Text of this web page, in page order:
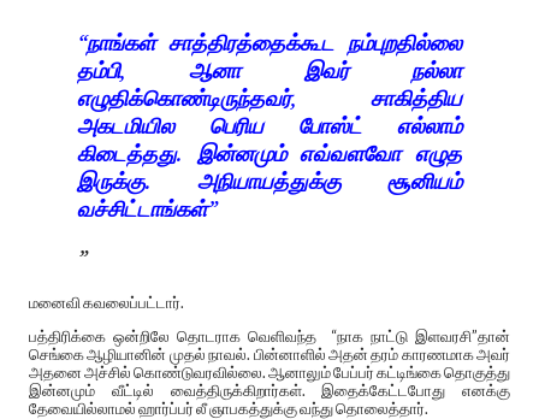
“நாங்கள் சாத்திரத்தைக்கூட நம்புறதில்லை
தம்பி, ஆனா இவர் நல்லா
எழுதிக்கொண்டிருந்தவர், சாகித்திய
அகடமியில பெரிய போஸ்ட் எல்லாம்
கிடைத்தது. இன்னமும் எவ்வளவோ எழுத
இருக்கு. அநியாயத்துக்கு சூனியம்
வச்சிட்டாங்கள்”
மனைவி கவலைப்பட்டார்.
பத்திரிக்கை ஒன்றிலே தொடராக வெளிவந்த “நாக நாட்டு இளவரசி”தான்
செங்கை ஆழியானின் முதல் நாவல். பின்னாளில் அதன் தரம் காரணமாக அவர்
அதனை அச்சில் கொண்டுவரவில்லை. ஆனாலும் பேப்பர் கட்டிங்கை தொகுத்து
இன்னமும் வீட்டில் வைத்திருக்கிறார்கள். இதைக்கேட்டபோது எனக்கு
தேவையில்லாமல் ஹார்ப்பர் லீ ஞாபகத்துக்கு வந்து தொலைத்தார்.